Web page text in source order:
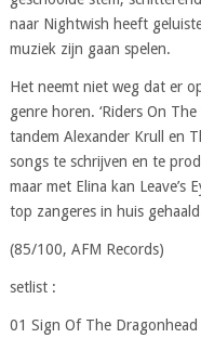
naar Nightwish heeft
muziek zijn gaan spelen.
Het neemt niet weg dat er
genre horen. ‘Riders On
tandem Alexander Krull en
songs te schrijven en te
maar met Elina kan
top zangeres in huis
(85/100, AFM Records)
setlist :
01 Sign Of The Dragonhead